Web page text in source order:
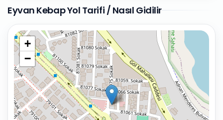
Eyvan Kebap Yol Tarifi / Nasıl Gidilir
+
−